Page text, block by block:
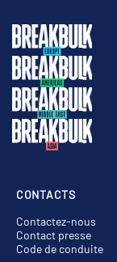
CONTACTS
Contactez-nous
Contact presse
Code de conduite